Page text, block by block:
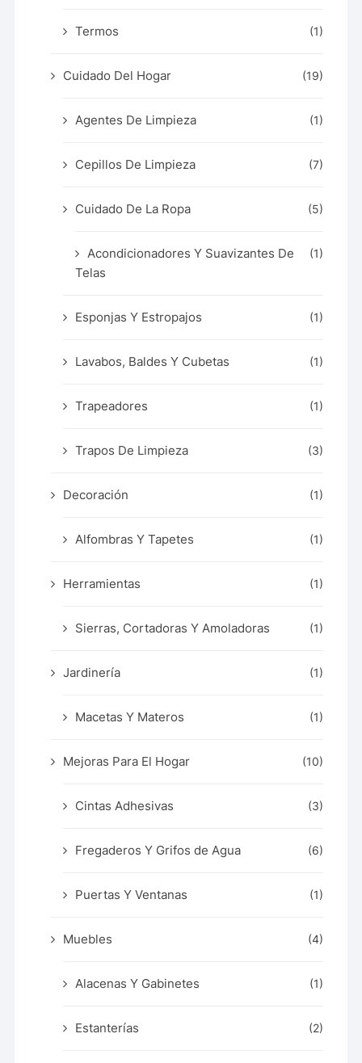
Termos (1)
Cuidado Del Hogar (19)
Agentes De Limpieza (1)
Cepillos De Limpieza (7)
Cuidado De La Ropa (5)
Acondicionadores Y Suavizantes De
Telas
(1)
Esponjas Y Estropajos (1)
Lavabos, Baldes Y Cubetas (1)
Trapeadores (1)
Trapos De Limpieza (3)
Decoración (1)
Alfombras Y Tapetes (1)
Herramientas (1)
Sierras, Cortadoras Y Amoladoras (1)
Jardinería (1)
Macetas Y Materos (1)
Mejoras Para El Hogar (10)
Cintas Adhesivas (3)
Fregaderos Y Grifos de Agua (6)
Puertas Y Ventanas (1)
Muebles (4)
Alacenas Y Gabinetes (1)
Estanterías (2)